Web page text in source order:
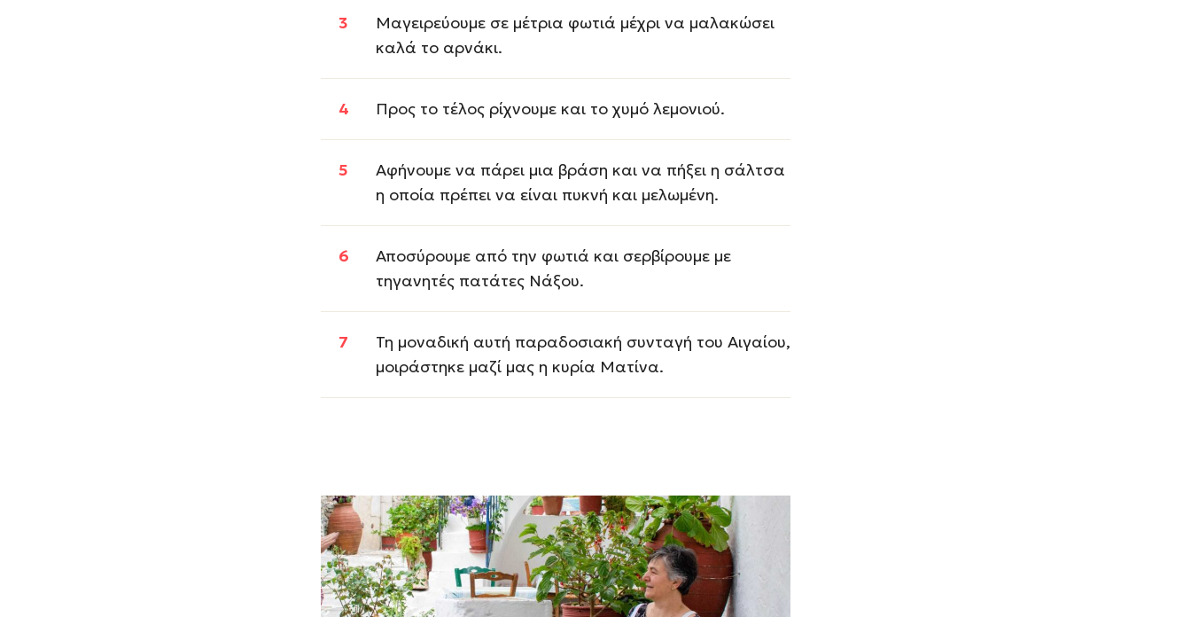
Μαγειρεύουμε σε μέτρια φωτιά μέχρι να μαλακώσει
καλά το αρνάκι.
Προς το τέλος ρίχνουμε και το χυμό λεμονιού.
Αφήνουμε να πάρει μια βράση και να πήξει η σάλτσα
η οποία πρέπει να είναι πυκνή και μελωμένη.
Αποσύρουμε από την φωτιά και σερβίρουμε με
τηγανητές πατάτες Νάξου.
Τη μοναδική αυτή παραδοσιακή συνταγή του Αιγαίου,
μοιράστηκε μαζί μας η κυρία Ματίνα.